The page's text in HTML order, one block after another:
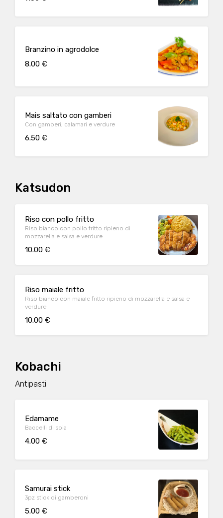
Branzino in agrodolce
8.00 €
Mais saltato con gamberi
Con gamberi, calamari e verdure
6.50 €
Katsudon
Riso con pollo fritto
Riso bianco con pollo fritto ripieno di
mozzarella e salsa e verdure
10.00 €
Riso maiale fritto
Riso bianco con maiale fritto ripieno di mozzarella e salsa e
verdure
10.00 €
Kobachi
Antipasti
Edamame
Baccelli di soia
4.00 €
Samurai stick
3pz stick di gamberoni
5.00 €